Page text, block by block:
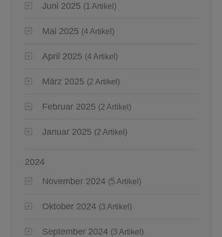
Juni 2025 (1 Artikel)
Mai 2025 (4 Artikel)
April 2025 (4 Artikel)
März 2025 (2 Artikel)
Februar 2025 (2 Artikel)
Januar 2025 (2 Artikel)
2024
November 2024 (5 Artikel)
Oktober 2024 (3 Artikel)
September 2024 (3 Artikel)